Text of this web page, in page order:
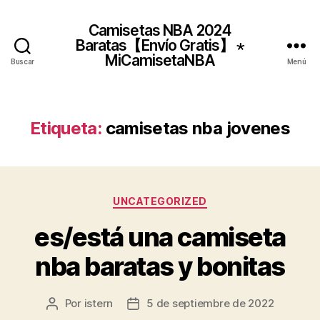
Buscar
Camisetas NBA 2024
Baratas【Envío Gratis】 ⋆
MiCamisetaNBA
Menú
Etiqueta: camisetas nba jovenes
Categorías
UNCATEGORIZED
es/está una camiseta
nba baratas y bonitas
Autor
Por istern
Fecha5 de septiembre de 2022